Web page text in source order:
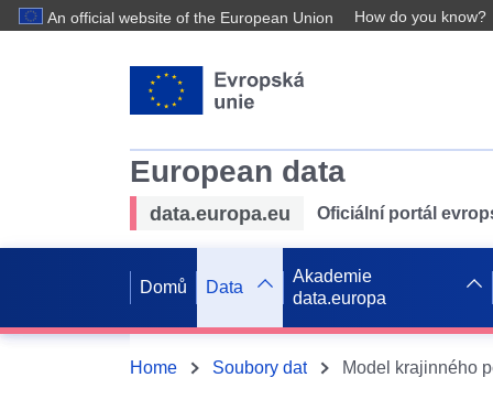
An official website of the European Union How do you know?
European data
data.europa.eu Oficiální portál
Domů Data
Akademie
data.europa
Home Soubory dat Model krajinného